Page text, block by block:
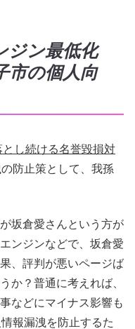
ジン最低化
市の個人向
し続ける名誉毀損対
防止策として、我孫
坂倉愛さんという方が
ンジンなどで、坂倉愛
、評判が悪いページば
か？普通に考えれば、
などにマイナス影響も
報漏洩を防止するた